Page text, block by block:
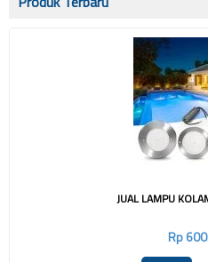
JUAL LAMPU
Rp